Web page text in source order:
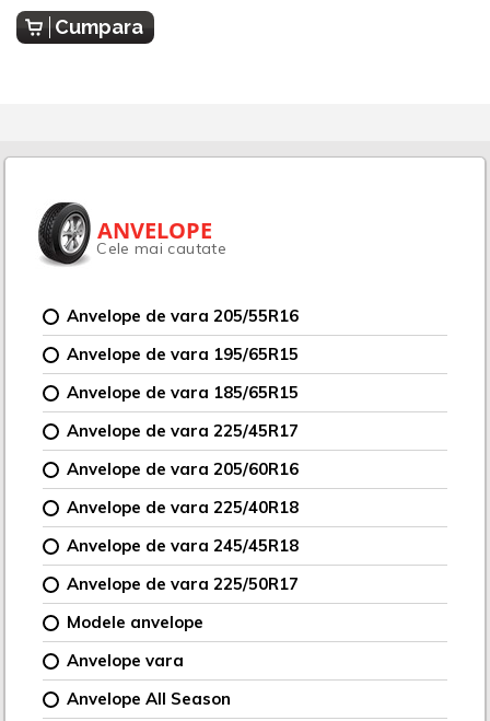
Cumpara
ANVELOPE
Cele mai cautate
Anvelope de vara 205/55R16
Anvelope de vara 195/65R15
Anvelope de vara 185/65R15
Anvelope de vara 225/45R17
Anvelope de vara 205/60R16
Anvelope de vara 225/40R18
Anvelope de vara 245/45R18
Anvelope de vara 225/50R17
Modele anvelope
Anvelope vara
Anvelope All Season